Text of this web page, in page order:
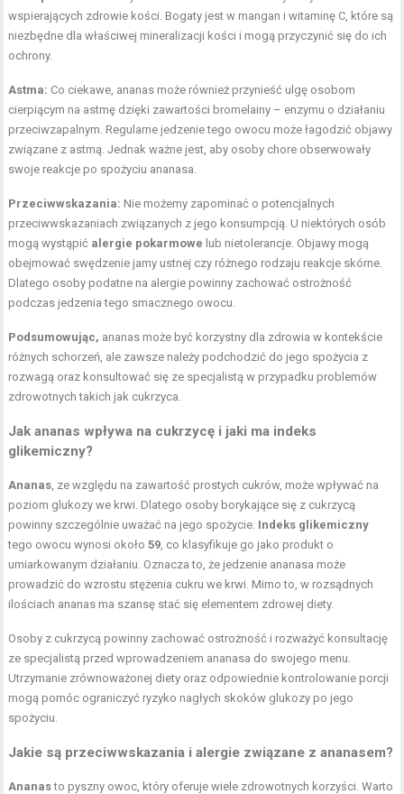
wspierających zdrowie kości. Bogaty jest w mangan i witaminę C, które są
niezbędne dla właściwej mineralizacji kości i mogą przyczynić się do ich
ochrony.
Astma: Co ciekawe, ananas może również przynieść ulgę osobom
cierpiącym na astmę dzięki zawartości bromelainy – enzymu o działaniu
przeciwzapalnym. Regularne jedzenie tego owocu może łagodzić objawy
związane z astmą. Jednak ważne jest, aby osoby chore obserwowały
swoje reakcje po spożyciu ananasa.
Przeciwwskazania: Nie możemy zapominać o potencjalnych
przeciwwskazaniach związanych z jego konsumpcją. U niektórych osób
mogą wystąpić alergie pokarmowe lub nietolerancje. Objawy mogą
obejmować swędzenie jamy ustnej czy różnego rodzaju reakcje skórne.
Dlatego osoby podatne na alergie powinny zachować ostrożność
podczas jedzenia tego smacznego owocu.
Podsumowując, ananas może być korzystny dla zdrowia w kontekście
różnych schorzeń, ale zawsze należy podchodzić do jego spożycia z
rozwagą oraz konsultować się ze specjalistą w przypadku problemów
zdrowotnych takich jak cukrzyca.
Jak ananas wpływa na cukrzycę i jaki ma indeks
glikemiczny?
Ananas , ze względu na zawartość prostych cukrów, może wpływać na
poziom glukozy we krwi. Dlatego osoby borykające się z cukrzycą
powinny szczególnie uważać na jego spożycie. Indeks glikemiczny
tego owocu wynosi około59 , co klasyfikuje go jako produkt o
umiarkowanym działaniu. Oznacza to, że jedzenie ananasa może
prowadzić do wzrostu stężenia cukru we krwi. Mimo to, w rozsądnych
ilościach ananas ma szansę stać się elementem zdrowej diety.
Osoby z cukrzycą powinny zachować ostrożność i rozważyć konsultację
ze specjalistą przed wprowadzeniem ananasa do swojego menu.
Utrzymanie zrównoważonej diety oraz odpowiednie kontrolowanie porcji
mogą pomóc ograniczyć ryzyko nagłych skoków glukozy po jego
spożyciu.
Jakie są przeciwwskazania i alergie związane z ananasem?
Ananasto pyszny owoc, który oferuje wiele zdrowotnych korzyści. Warto